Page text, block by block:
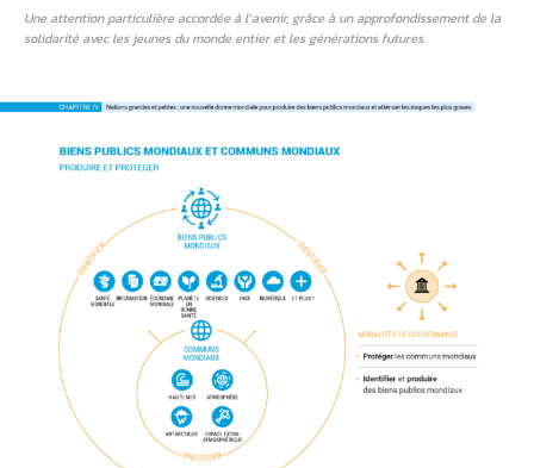
Une attention particulière accordée à l’avenir, grâce à un approfondissement de la
solidarité avec les jeunes du monde entier et les générations futures.